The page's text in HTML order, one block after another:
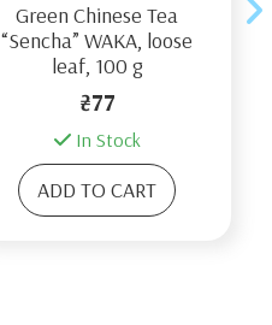
Green Chinese Tea
“Sencha” WAKA, loose
leaf, 100 g
₴77
In Stock
ADD TO CART